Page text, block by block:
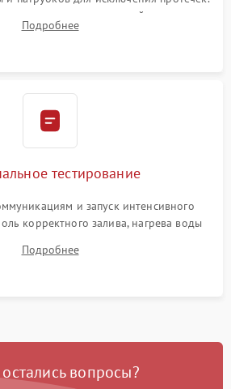
хомутов гидравлической системы,
и установка датчика поплавка.
Подробнее
тестирование
и запуск интенсивного
корректного залива, нагрева воды
отсутствия посторонних шумов,
и абсолютной сухости в поддоне.
Подробнее
вопросы?